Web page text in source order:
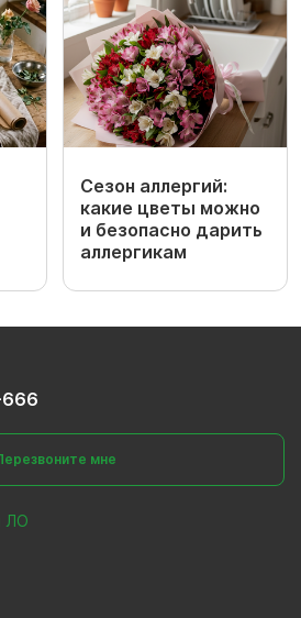
Сезон аллергий:
какие цветы можно
и безопасно дарить
аллергикам
мне
ЛО